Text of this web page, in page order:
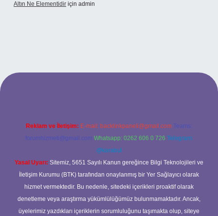
Altın Ne Elementidir için admin
Reklam ve İletişim: E-mail: backlinkpaneli@gmail.com Teams:
forumhizmeti@gmail.com Whatsapp: 0262 606 0 726 Telegram:
@karabul
Yasal Uyarı: Sitemiz, 5651 Sayılı Kanun gereğince Bilgi Teknolojileri ve
İletişim Kurumu (BTK) tarafından onaylanmış bir Yer Sağlayıcı olarak
hizmet vermektedir. Bu nedenle, sitedeki içerikleri proaktif olarak
denetleme veya araştırma yükümlülüğümüz bulunmamaktadır. Ancak,
üyelerimiz yazdıkları içeriklerin sorumluluğunu taşımakta olup, siteye